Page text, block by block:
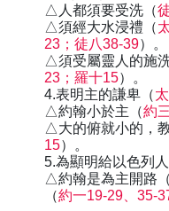
△人都須要受洗（
△須經大水浸禮（
23；徒八38-39）。
△須受屬靈人的施
23；羅十15）。
4.表明主的謙卑（
△約翰小於主（約
△大的俯就小的，
15）。
5.為顯明給以色列
△約翰是為主開路（
（約一19-29、35-